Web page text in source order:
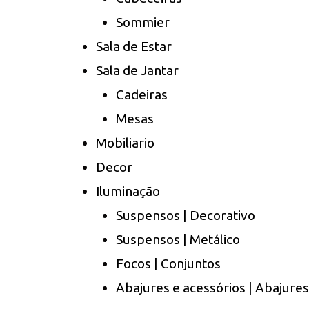
Sommier
Sala de Estar
Sala de Jantar
Cadeiras
Mesas
Mobiliario
Decor
Iluminação
Suspensos | Decorativo
Suspensos | Metálico
Focos | Conjuntos
Abajures e acessórios | Abajures